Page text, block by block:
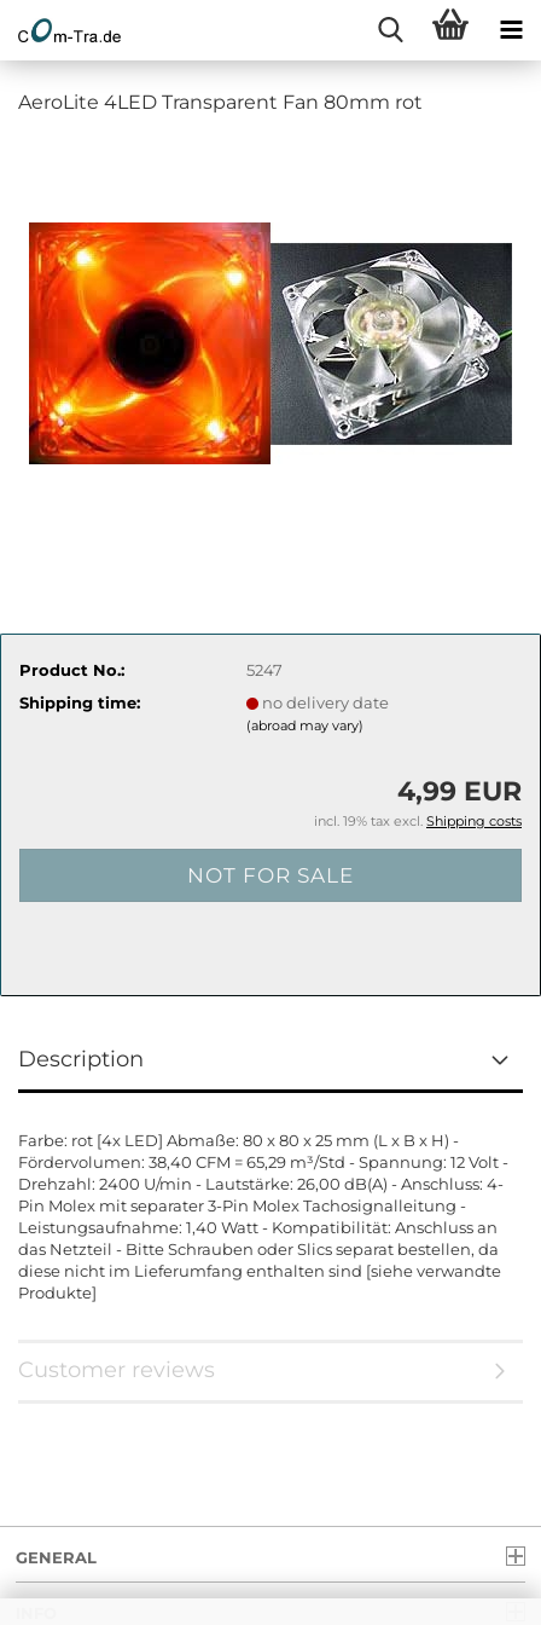
AeroLite 4LED Transparent Fan 80mm rot
Product No.:
5247
Shipping time:
no delivery date
(abroad may vary)
4,99 EUR
incl. 19% tax excl. Shipping costs
Description
Farbe: rot [4x LED] Abmaße: 80 x 80 x 25 mm (L x B x H) -
Fördervolumen: 38,40 CFM = 65,29 m³/Std - Spannung: 12 Volt -
Drehzahl: 2400 U/min - Lautstärke: 26,00 dB(A) - Anschluss: 4-
Pin Molex mit separater 3-Pin Molex Tachosignalleitung -
Leistungsaufnahme: 1,40 Watt - Kompatibilität: Anschluss an
das Netzteil - Bitte Schrauben oder Slics separat bestellen, da
diese nicht im Lieferumfang enthalten sind [siehe verwandte
Produkte]
Customer reviews
GENERAL